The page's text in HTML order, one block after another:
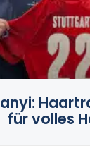
für volles